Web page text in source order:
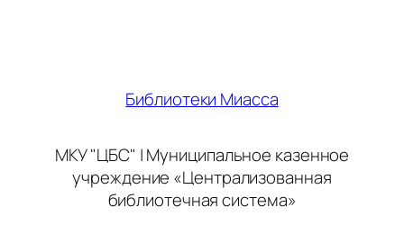
Библиотеки Миасса
МКУ "ЦБС" | Муниципальное казенное
учреждение «Централизованная
библиотечная система»